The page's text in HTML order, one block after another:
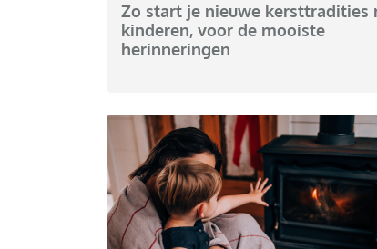
Zo start je nieuwe kersttradities
kinderen, voor de mooiste
herinneringen